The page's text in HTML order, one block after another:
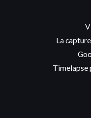
La
Timelapse